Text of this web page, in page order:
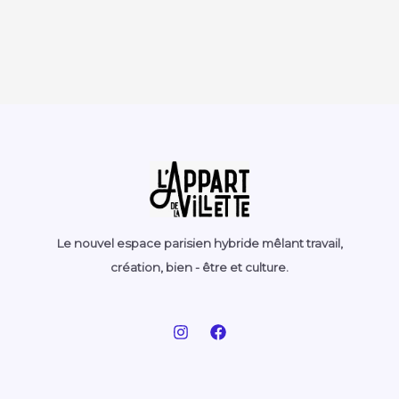
Le nouvel espace parisien hybride mêlant travail,
création, bien - être et culture.